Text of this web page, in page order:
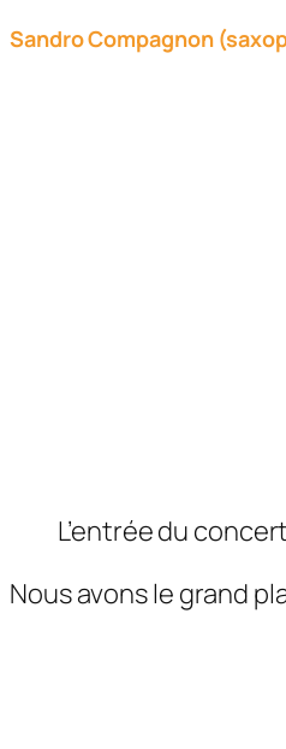
Sandro Compagnon
L’entrée du
Nous avons le grand